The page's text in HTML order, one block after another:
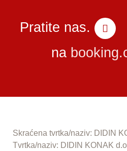
Pratite nas.
na
Skraćena tvrtka/naziv: DIDIN
Tvrtka/naziv: DIDIN KONAK